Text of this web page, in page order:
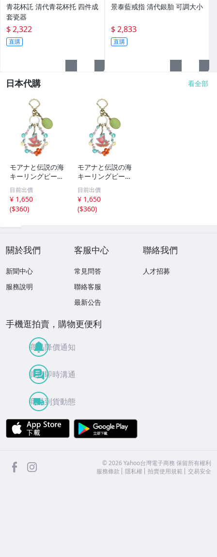
青花杯託 清代青花杯托 四件成
套瓷器
$ 2,322
直購
景泰藍戒指 清代銀胎 可調大小
$ 2,833
直購
日本代購 看全部
モアナと伝説の海
キーリングビーズ
キーホルダー 実
写ディズニー
目前出價
¥ 1,650
($360)
モアナと伝説の海
キーリングビーズ
キーホルダー 実
写ディズニー
目前出價
¥ 1,650
($360)
關於我們
新聞中心
服務說明
客服中心
常見問答
聯絡客服
最新公告
聯絡我們
人才招募
手機逛拍賣，購物更便利
商品降價通知
買賣即時溝通
商品到貨動態
APP Store
facebook ©2026 Yahoo台灣電子商務 保留所有權利
服務條款
隱私權 拍賣使用規範 交易安全